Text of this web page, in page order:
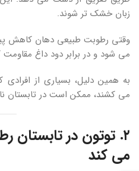
زبان خشک تر شوند.
وقتی رطوبت طبیعی دهان کاهش
می شود و در برابر دود داغ
به همین دلیل، بسیاری از
می کشند، ممکن است در تابستان
۲. توتون در
می کند